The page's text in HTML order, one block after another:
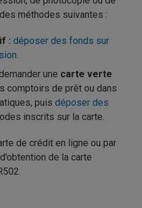
méthodes suivantes :
: déposer des fonds sur
.
une carte verte
comptoirs de prêt ou dans
puisdéposer des
inscrits sur la carte.
de crédit en ligne ou par
de la carte